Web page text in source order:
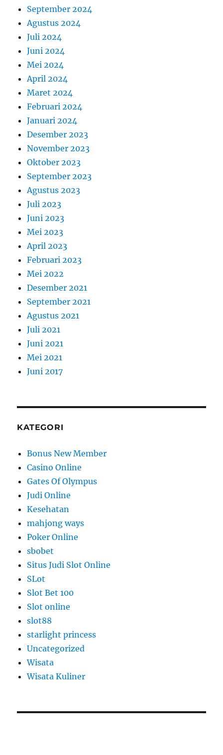
September 2024
Agustus 2024
Juli 2024
Juni 2024
Mei 2024
April 2024
Maret 2024
Februari 2024
Januari 2024
Desember 2023
November 2023
Oktober 2023
September 2023
Agustus 2023
Juli 2023
Juni 2023
Mei 2023
April 2023
Februari 2023
Mei 2022
Desember 2021
September 2021
Agustus 2021
Juli 2021
Juni 2021
Mei 2021
Juni 2017
KATEGORI
Bonus New Member
Casino Online
Gates Of Olympus
Judi Online
Kesehatan
mahjong ways
Poker Online
sbobet
Situs Judi Slot Online
SLot
Slot Bet 100
Slot online
slot88
starlight princess
Uncategorized
Wisata
Wisata Kuliner